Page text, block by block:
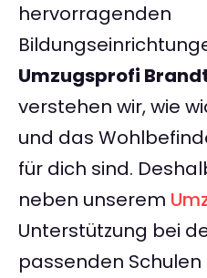
hervorragenden
Umzugsprofi
verstehen wir, wie
und das
für dich sind.
neben unserem
Unterstützung bei
passenden